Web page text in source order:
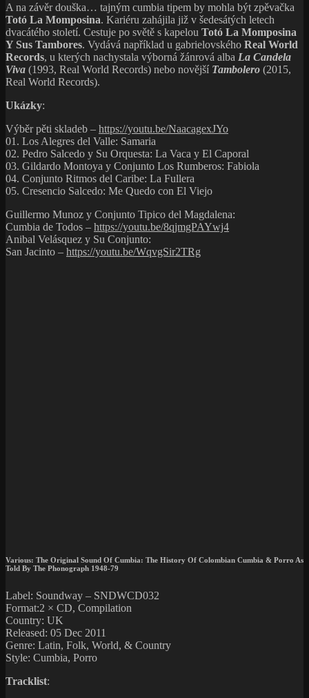
A na závěr douška… tajným cumbia tipem by mohla být zpěvačka
Totó La Momposina. Kariéru zahájila již v šedesátých letech
dvacátého století. Cestuje po světě s kapelou Totó La Momposina
Y Sus Tambores. Vydává například u gabrielovského Real World
Records, u kterých nachystala výborná žánrová alba La Candela
Viva (1993, Real World Records) nebo novější Tambolero (2015,
Real World Records).
Ukázky:
Výběr pěti skladeb – https://youtu.be/NaacagexJYo
01. Los Alegres del Valle: Samaria
02. Pedro Salcedo y Su Orquesta: La Vaca y El Caporal
03. Gildardo Montoya y Conjunto Los Rumberos: Fabiola
04. Conjunto Ritmos del Caribe: La Fullera
05. Cresencio Salcedo: Me Quedo con El Viejo
Guillermo Munoz y Conjunto Tipico del Magdalena:
Cumbia de Todos – https://youtu.be/8qjmgPAYwj4
Anibal Velásquez y Su Conjunto:
San Jacinto – https://youtu.be/WqvgSir2TRg
Various: The Original Sound Of Cumbia: The History Of Colombian Cumbia & Porro As
Told By The Phonograph 1948-79
Label: Soundway ‎– SNDWCD032
Format:2 × CD, Compilation
Country: UK
Released: 05 Dec 2011
Genre: Latin, Folk, World, & Country
Style: Cumbia, Porro
Tracklist: